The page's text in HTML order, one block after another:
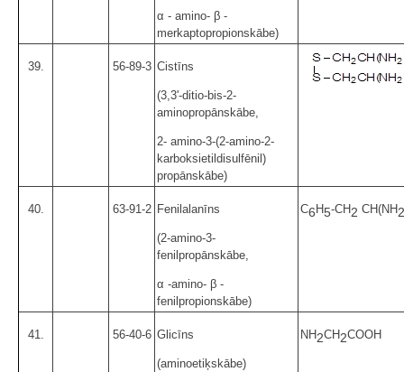
α - amino- β -
merkaptopropionskābe)
39. 56-89-3 Cistīns
(3,3'-ditio-bis-2-
aminopropānskābe,
2- amino-3-(2-amino-2-
karboksietildisulfēnil)
propānskābe)
40. 63-91-2 Fenilalanīns
(2-amino-3-
fenilpropānskābe,
α -amino- β -
fenilpropionskābe)
C6H5-CH2 CH(NH2
41. 56-40-6 Glicīns
(aminoetiķskābe)
NH2CH2COOH